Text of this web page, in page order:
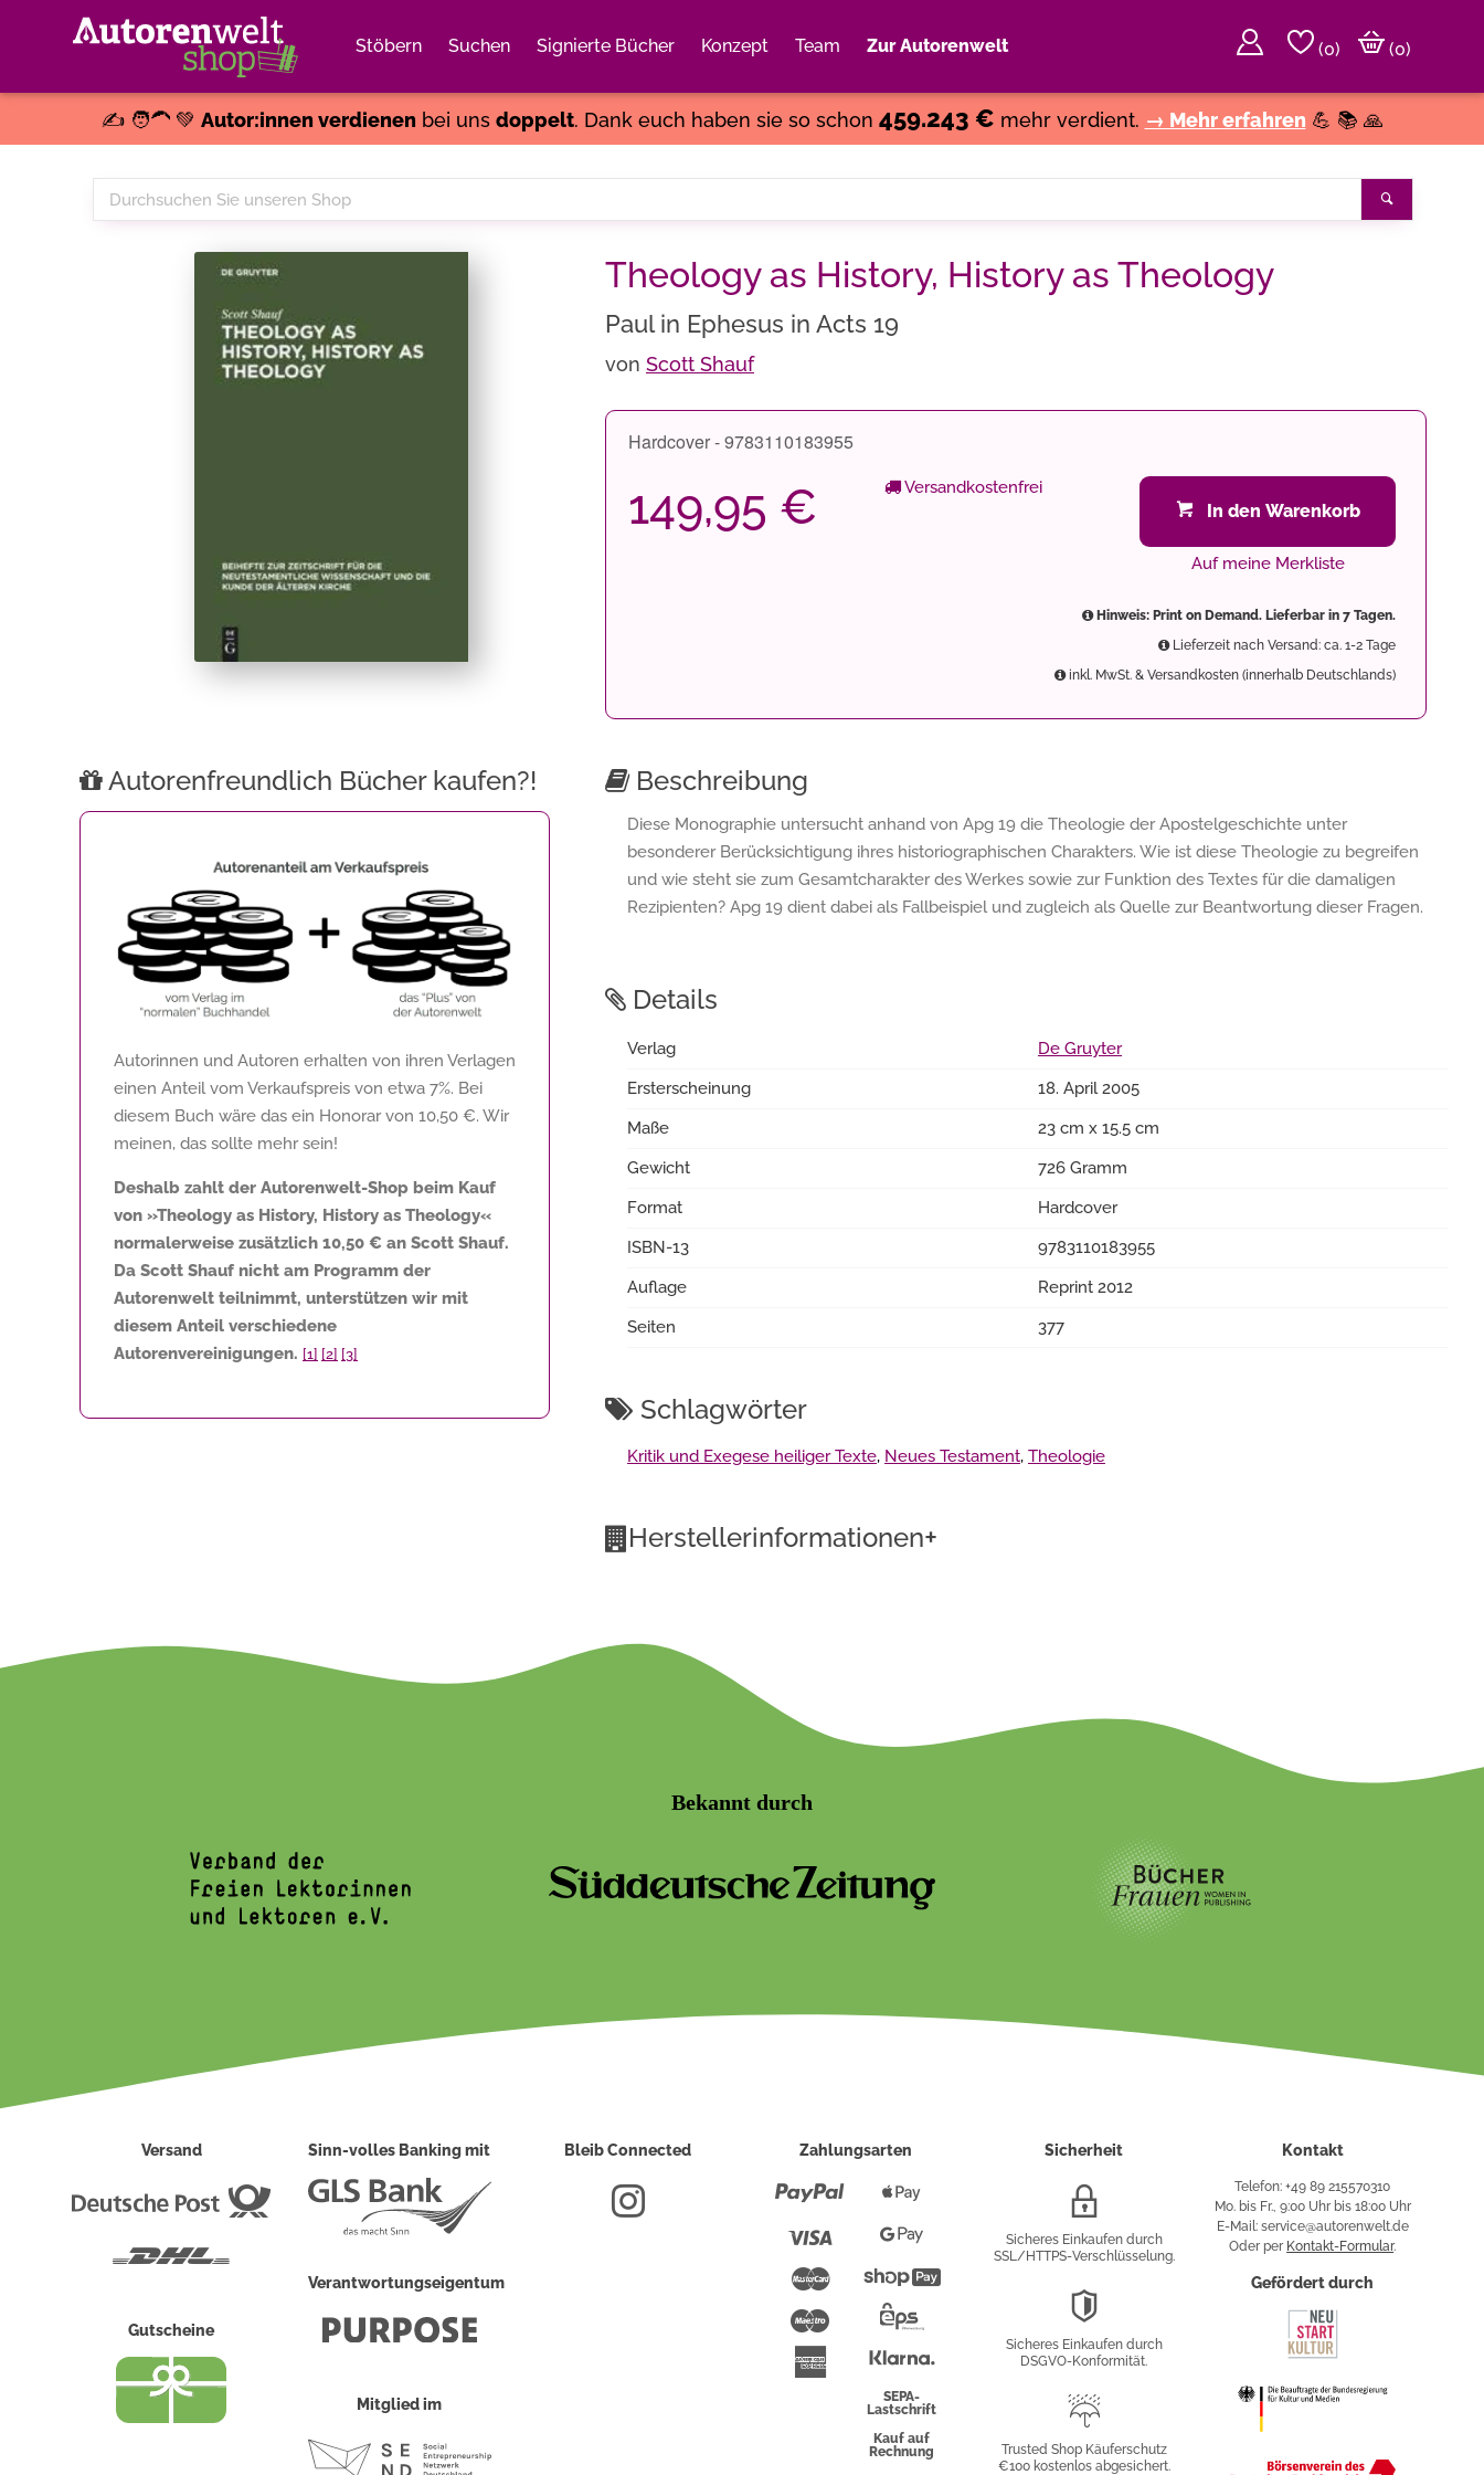
Stöbern Suchen Signierte Bücher Konzept Team Zur Autorenwelt (0)
(0)
✍️ 🧑‍🦱 💚 Autor:innen verdienenbei uns doppelt. Dank euch haben sie so schon 459.243 € mehr verdient. → Mehr erfahren 💪 📚 🙏
Durchsuchen
Sie
Theology as History, History as Theology
Paul in Ephesus in Acts 19
von Scott Shauf
Hardcover - 9783110183955
149,95 € Versandkostenfrei
In den Warenkorb
Auf meine Merkliste
Hinweis: Print on Demand. Lieferbar in 7 Tagen.
Lieferzeit nach Versand: ca. 1-2 Tage
inkl. MwSt. & Versandkosten (innerhalb Deutschlands)
Autorenfreundlich Bücher kaufen?!
Autorinnen und Autoren erhalten von ihren Verlagen
einen Anteil vom Verkaufspreis von etwa 7%. Bei
diesem Buch wäre das ein Honorar von 10,50 €. Wir
meinen, das sollte mehr sein!
Deshalb zahlt der Autorenwelt-Shop beim Kauf
von »Theology as History, History as Theology«
normalerweise zusätzlich 10,50 € an Scott Shauf.
Da Scott Shauf nicht am Programm der
Autorenwelt teilnimmt, unterstützen wir mit
diesem Anteil verschiedene
Autorenvereinigungen. [1] [2] [3]
Beschreibung
Diese Monographie untersucht anhand von Apg 19 die Theologie der Apostelgeschichte unter
besonderer Berücksichtigung ihres historiographischen Charakters. Wie ist diese Theologie zu begreifen
und wie steht sie zum Gesamtcharakter des Werkes sowie zur Funktion des Textes für die damaligen
Rezipienten? Apg 19 dient dabei als Fallbeispiel und zugleich als Quelle zur Beantwortung dieser Fragen.
Details
Verlag
De Gruyter
Ersterscheinung
18. April 2005
Maße
23 cm x 15.5 cm
Gewicht
726 Gramm
Format
Hardcover
ISBN-13
9783110183955
Auflage
Reprint 2012
Seiten
377
Schlagwörter
Kritik und Exegese heiliger Texte, Neues Testament, Theologie
Herstellerinformationen+
Bekannt durch
Versand
Deutsche
Gutscheine
Sinn-volles Banking mit
Verantwortungseigentum
Mitglied im
Bleib Connected Zahlungsarten
Paypal
Mastercard
Maestro
American
Express
Pay
PayShopify
Überweisung
SEPA-
Lastschrift
Kauf auf
Rechnung
Sicherheit
Verschlüsselung
Sicheres Einkaufen durch
SSL/HTTPS-Verschlüsselung.
Sicheres Einkaufen durch
DSGVO-Konformität.
Käuferschutz
Trusted Shop Käuferschutz
€100 kostenlos abgesichert.
Kontakt
Telefon: +49 89 215570310
Mo. bis Fr., 9:00 Uhr bis 18:00 Uhr
E-Mail: service@autorenwelt.de
Oder per Kontakt-Formular.
Gefördert durch